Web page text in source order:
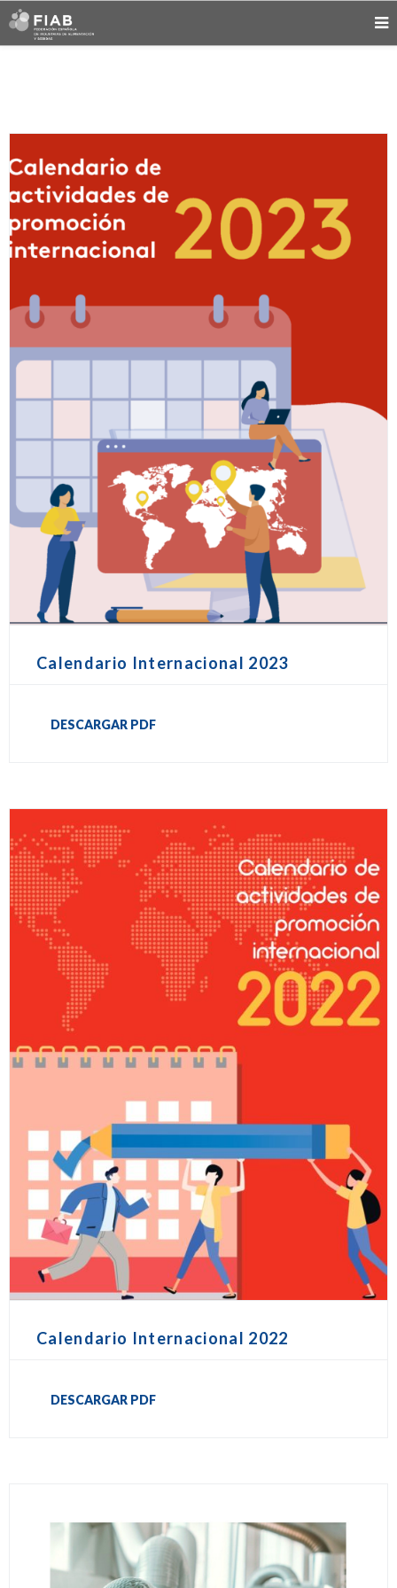
Calendario Internacional 2023
DESCARGAR PDF
Calendario Internacional 2022
DESCARGAR PDF